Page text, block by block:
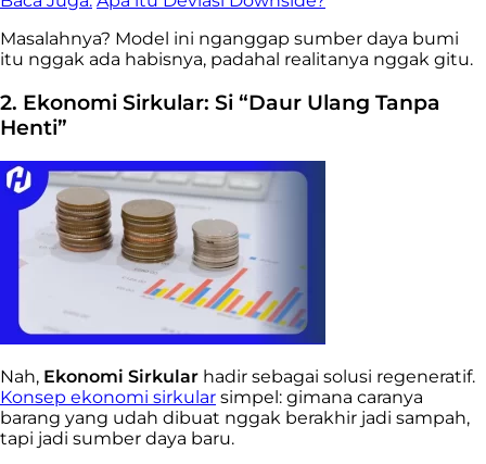
Masalahnya? Model ini nganggap sumber daya bumi
itu nggak ada habisnya, padahal realitanya nggak gitu.
2. Ekonomi Sirkular: Si “Daur Ulang Tanpa
Henti”
Nah, Ekonomi Sirkular hadir sebagai solusi regeneratif.
Konsep ekonomi sirkular simpel: gimana caranya
barang yang udah dibuat nggak berakhir jadi sampah,
tapi jadi sumber daya baru.